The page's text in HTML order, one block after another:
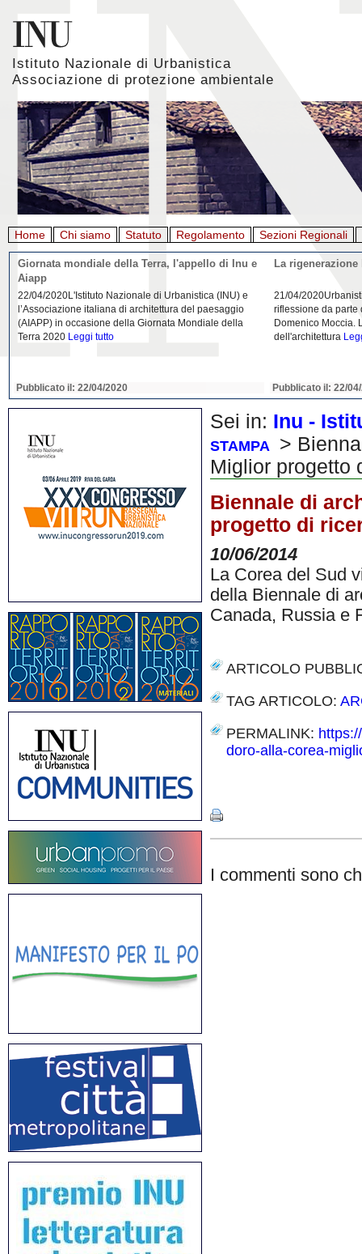
Istituto Nazionale di Urbanistica
Associazione di protezione ambientale
Home Chi siamo Statuto Regolamento Sezioni Regionali
Giornata mondiale della Terra, l'appello di Inu e
Aiapp
22/04/2020L'Istituto Nazionale di Urbanistica (INU) e
l’Associazione italiana di architettura del paesaggio
(AIAPP) in occasione della Giornata Mondiale della
Terra 2020 Leggi tutto
Pubblicato il: 22/04/2020
La
21/04/
riflessione da parte
Domenico Moccia.
dell'architettura
Pubblicato il: 22/
Sei in: Inu -
STAMPA
>
Miglior progetto
Biennale di
progetto di
10/06/2014
La Corea del Sud
della Biennale di
Canada, Russia e
ARTICOLO
TAG ARTICOLO:
PERMALINK:
doro-alla-corea-
I commenti sono